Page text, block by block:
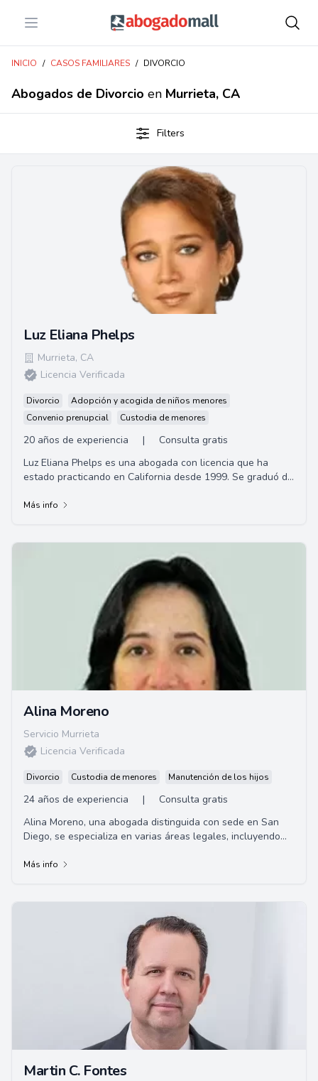
Open menu Abogadomall
INICIO / CASOS FAMILIARES / DIVORCIO
Abogados de Divorcio en Murrieta, CA
Filters
Luz Eliana Phelps
Murrieta, CA
Licencia Verificada
Divorcio
Adopción y acogida de niños menores
Convenio prenupcial
Custodia de menores
20 años de experiencia |
Consulta gratis
Luz Eliana Phelps es una abogada con licencia que ha
estado practicando en California desde 1999. Se graduó de
Más info
Alina Moreno
Servicio Murrieta
Licencia Verificada
Divorcio Custodia de menores Manutención de los hijos
24 años de experiencia |
Consulta gratis
Alina Moreno, una abogada distinguida con sede en San
Diego, se especializa en varias áreas legales, incluyendo
Más info
Martin C. Fontes